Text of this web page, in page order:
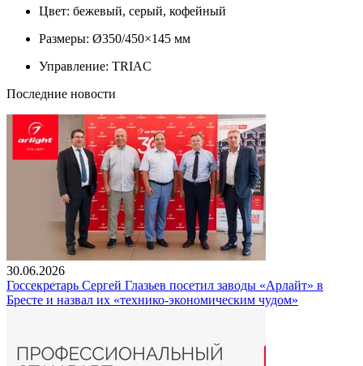
Цвет: бежевый, серый, кофейный
Размеры: Ø350/450×145 мм
Управление: TRIAC
Последние новости
30.06.2026
Госсекретарь Сергей Глазьев посетил заводы «Арлайт» в
Бресте и назвал их «технико-экономическим чудом»